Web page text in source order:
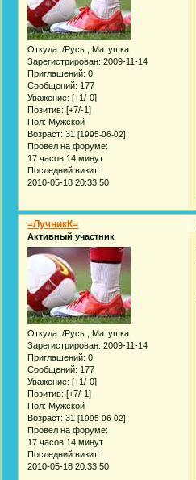
Откуда: /Русь , Матушка
Зарегистрирован: 2009-11-14
Приглашений: 0
Сообщений: 177
Уважение: [+1/-0]
Позитив: [+7/-1]
Пол: Мужской
Возраст: 31 [1995-06-02]
Провел на форуме:
17 часов 14 минут
Последний визит:
2010-05-18 20:33:50
=ЛучникК=
Активный участник
Откуда: /Русь , Матушка
Зарегистрирован: 2009-11-14
Приглашений: 0
Сообщений: 177
Уважение: [+1/-0]
Позитив: [+7/-1]
Пол: Мужской
Возраст: 31 [1995-06-02]
Провел на форуме:
17 часов 14 минут
Последний визит:
2010-05-18 20:33:50